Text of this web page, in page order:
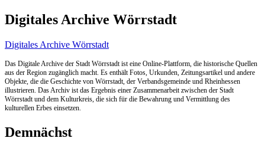
Digitales Archive Wörrstadt
Digitales Archive Wörrstadt
Das Digitale Archive der Stadt Wörrstadt ist eine Online-Plattform, die historische Quellen
aus der Region zugänglich macht. Es enthält Fotos, Urkunden, Zeitungsartikel und andere
Objekte, die die Geschichte von Wörrstadt, der Verbandsgemeinde und Rheinhessen
illustrieren. Das Archiv ist das Ergebnis einer Zusammenarbeit zwischen der Stadt
Wörrstadt und dem Kulturkreis, die sich für die Bewahrung und Vermittlung des
kulturellen Erbes einsetzen.
Demnächst